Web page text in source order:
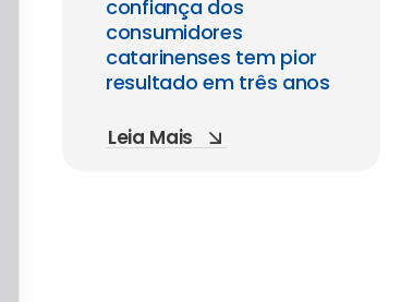
confiança dos
consumidores
catarinenses tem pior
resultado em três anos
Leia Mais